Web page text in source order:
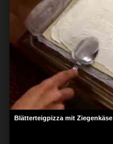
Blätterteigpizza mit Ziegenkäse